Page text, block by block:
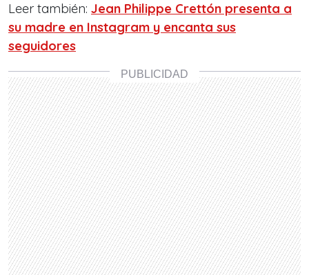
Leer también: Jean Philippe Crettón presenta a
su madre en Instagram y encanta sus
seguidores